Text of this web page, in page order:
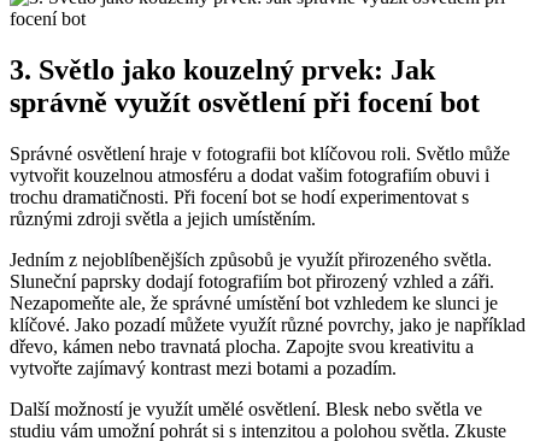
3. Světlo jako⁣ kouzelný prvek: Jak
správně využít osvětlení při focení bot
Správné‍ osvětlení hraje v⁣ fotografii bot klíčovou ⁣roli. Světlo může
vytvořit‌ kouzelnou⁢ atmosféru a dodat vašim fotografiím obuvi i
trochu dramatičnosti. Při focení bot se hodí experimentovat s⁢
různými zdroji světla ​a ⁢jejich umístěním.
Jedním z nejoblíbenějších ​způsobů ​je využít přirozeného světla.​
Sluneční ‌paprsky dodají fotografiím bot přirozený vzhled a záři.
Nezapomeňte‌ ale,​ že správné umístění bot vzhledem ke slunci ‌je
⁢klíčové. Jako pozadí můžete využít různé‍ povrchy, ​jako ⁢je ‍například
dřevo, kámen‌ nebo travnatá plocha. Zapojte svou ‌kreativitu a
vytvořte zajímavý kontrast mezi botami a pozadím.
Další ‍možností je využít umělé osvětlení. Blesk ‌nebo​ světla ve
studiu vám umožní pohrát si ‌s intenzitou a polohou‍ světla. Zkuste